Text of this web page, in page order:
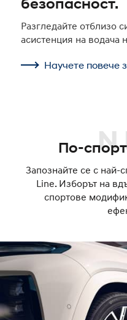
Разгледайте отблизо
асистенция на водача
Научете повече
N
По-
Запознайте се с най-
Line. Изборът на
спортове